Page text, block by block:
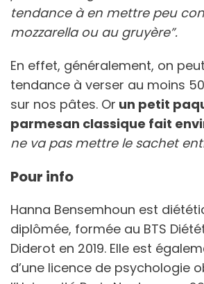
tendance à en mettre peu
mozzarella ou au gruyère”.
En effet, généralement, on
tendance à verser au moins
sur nos pâtes. Or un petit
parmesan classique fait
ne va pas mettre le sachet
Pour info
Hanna Bensemhoun est
diplômée, formée au BTS
Diderot en 2019. Elle est
d’une licence de psychologie